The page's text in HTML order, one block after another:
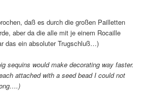
daß es durch die großen Pailletten
aber da die alle mit je einem Rocaille
das ein absoluter Trugschluß…)
sequins would make decorating way faster.
attached with a seed bead I could not